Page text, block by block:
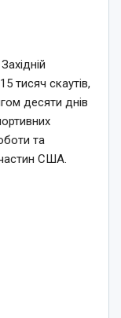
тисяч скаутів,
десяти днів
та
США.